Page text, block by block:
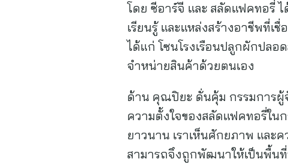
โดย ซีอาร์จี และ สลัดแฟคทอรี่
เรียนรู้ และแหล่งสร้างอาชีพที่เ
ได้แก่ โซนโรงเรือนปลูกผักปลอ
จำหน่ายสินค้าด้วยตนเอง
ด้าน คุณปิยะ ดั่นคุ้ม กรรมการผู้
ความตั้งใจของสลัดแฟคทอรี่ใ
ยาวนาน เราเห็นศักยภาพ และ
สามารถจึงถูกพัฒนาให้เป็นพื้นที่